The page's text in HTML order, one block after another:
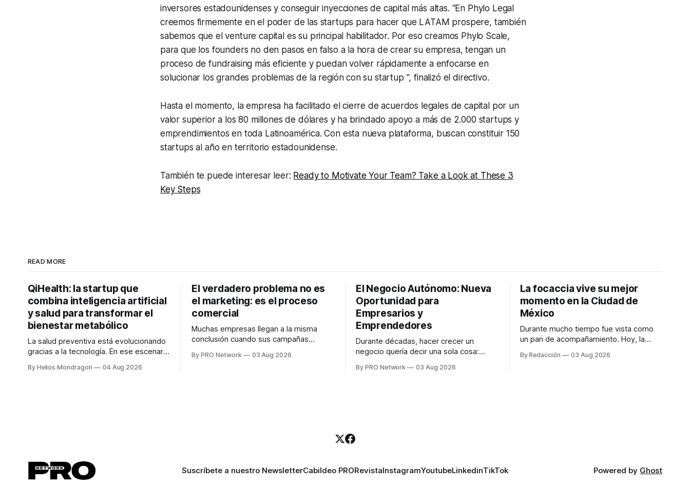
inversores estadounidenses y conseguir inyecciones de capital más altas. “En Phylo Legal
creemos firmemente en el poder de las startups para hacer que LATAM prospere, también
sabemos que el venture capital es su principal habilitador. Por eso creamos Phylo Scale,
para que los founders no den pasos en falso a la hora de crear su empresa, tengan un
proceso de fundraising más eficiente y puedan volver rápidamente a enfocarse en
solucionar los grandes problemas de la región con su startup ", finalizó el directivo.
Hasta el momento, la empresa ha facilitado el cierre de acuerdos legales de capital por un
valor superior a los 80 millones de dólares y ha brindado apoyo a más de 2.000 startups y
emprendimientos en toda Latinoamérica. Con esta nueva plataforma, buscan constituir 150
startups al año en territorio estadounidense.
También te puede interesar leer: Ready to Motivate Your Team? Take a Look at These 3
Key Steps
READ MORE
QiHealth: la startup que
combina inteligencia artificial
y salud para transformar el
bienestar metabólico
La salud preventiva está evolucionando
gracias a la tecnología. En ese escenario
desarrolla un ecosistema digital capaz
By Helios Mondragon 04 Aug 2026
El verdadero problema no es
el marketing: es el proceso
comercial
Muchas empresas llegan a la misma
conclusión cuando sus campañas
marketing no funciona". Sin embargo,
By PRO Network 03 Aug 2026
El Negocio Autónomo: Nueva
Oportunidad para
Empresarios y
Emprendedores
Durante décadas, hacer crecer un
negocio quería decir una sola cosa:
anuncios, un especialista en marketing
By PRO Network 03 Aug 2026
La focaccia vive su mejor
momento en la Ciudad de
México
Durante mucho tiempo fue vista como
un pan de acompañamiento. Hoy, la
platillos favoritos de quienes buscan
By Redacción 03 Aug 2026
Suscríbete a nuestro NewsletterCabildeo PRORevistaInstagramYoutubeLinkedinTikTok Powered by Ghost